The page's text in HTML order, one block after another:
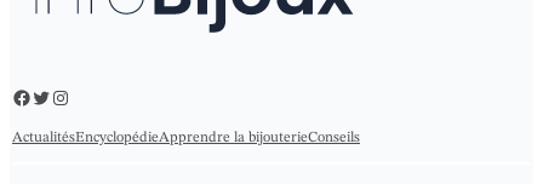
Facebook
Twitter
Instagram
ActualitésEncyclopédieApprendre la bijouterieConseils